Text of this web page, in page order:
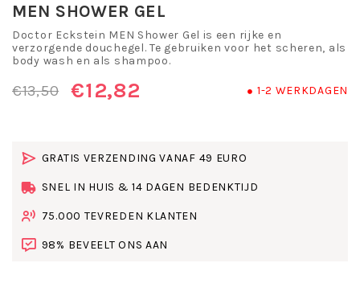
MEN SHOWER GEL
Doctor Eckstein MEN Shower Gel is een rijke en
verzorgende douchegel. Te gebruiken voor het scheren, als
body wash en als shampoo.
€13,50 €12,82 1-2 WERKDAGEN
GRATIS VERZENDING VANAF 49 EURO
SNEL IN HUIS & 14 DAGEN BEDENKTIJD
75.000 TEVREDEN KLANTEN
98% BEVEELT ONS AAN